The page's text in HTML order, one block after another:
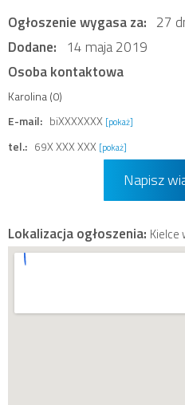
Ogłoszenie wygasa za: 27
Dodane: 14 maja 2019
Osoba kontaktowa
Karolina (0)
E-mail: biXXXXXXX [pokaż]
tel.: 69X XXX XXX [pokaż]
Napisz
Lokalizacja ogłoszenia: Kielce